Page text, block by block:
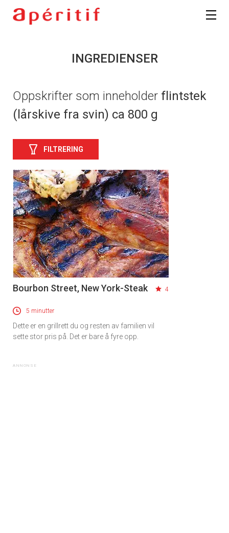
INGREDIENSER
Oppskrifter som inneholder flintstek
(lårskive fra svin) ca 800 g
FILTRERING
Bourbon Street, New York-Steak 4
5 minutter
Dette er en grillrett du og resten av familien vil
sette stor pris på. Det er bare å fyre opp.